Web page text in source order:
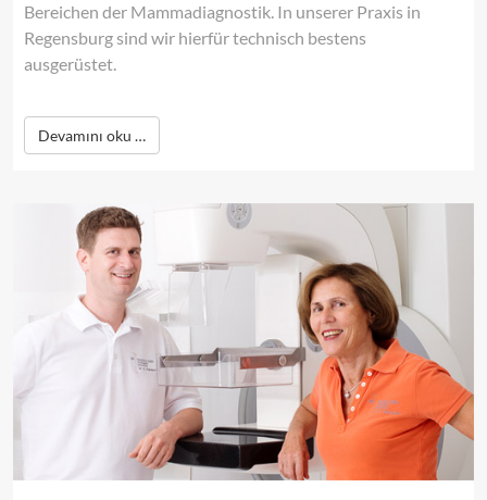
Bereichen der Mammadiagnostik. In unserer Praxis in
Regensburg sind wir hierfür technisch bestens
ausgerüstet.
Devamını oku …